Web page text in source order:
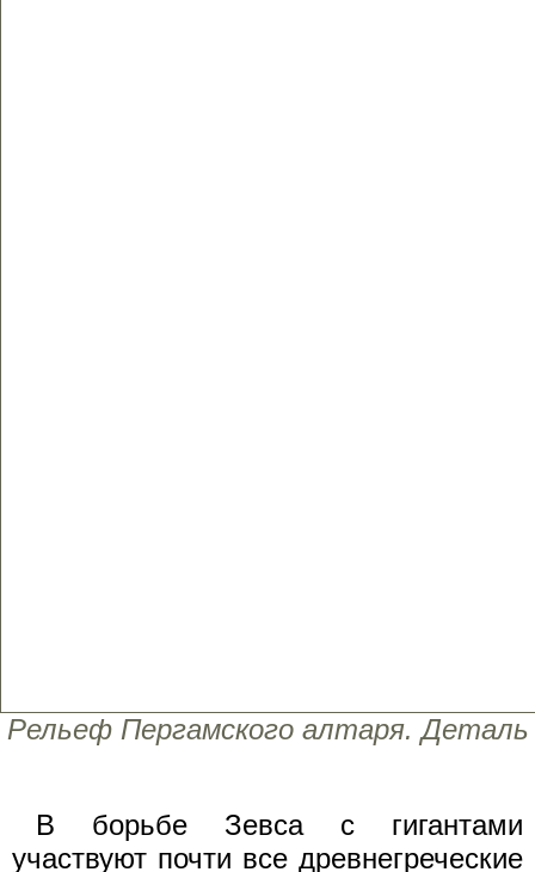
Рельеф Пергамского алтаря. Деталь
В борьбе Зевса с гигантами
участвуют почти все древнегреческие